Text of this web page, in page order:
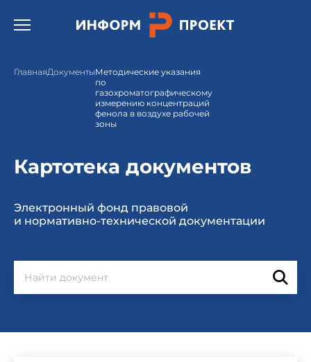
Открыть бургер меню.
ГлавнаяДокументыМетодические указания
по
газохроматографическому
измерению концентраций
фенола в воздухе рабочей
зоны
Картотека документов
Электронный фонд правовой
и нормативно-технической документации